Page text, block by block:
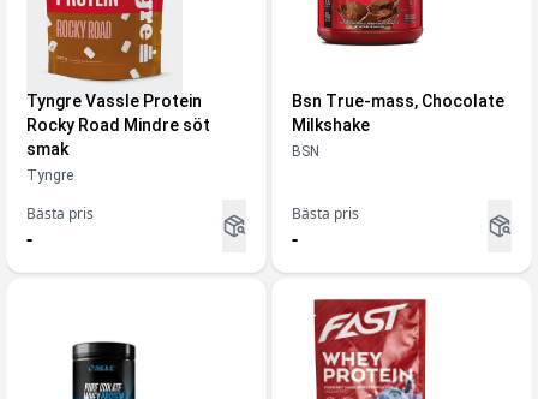
Tyngre Vassle Protein
Rocky Road Mindre söt
smak
Tyngre
Bästa pris
-
Bsn True-mass, Chocolate
Milkshake
BSN
Bästa pris
-